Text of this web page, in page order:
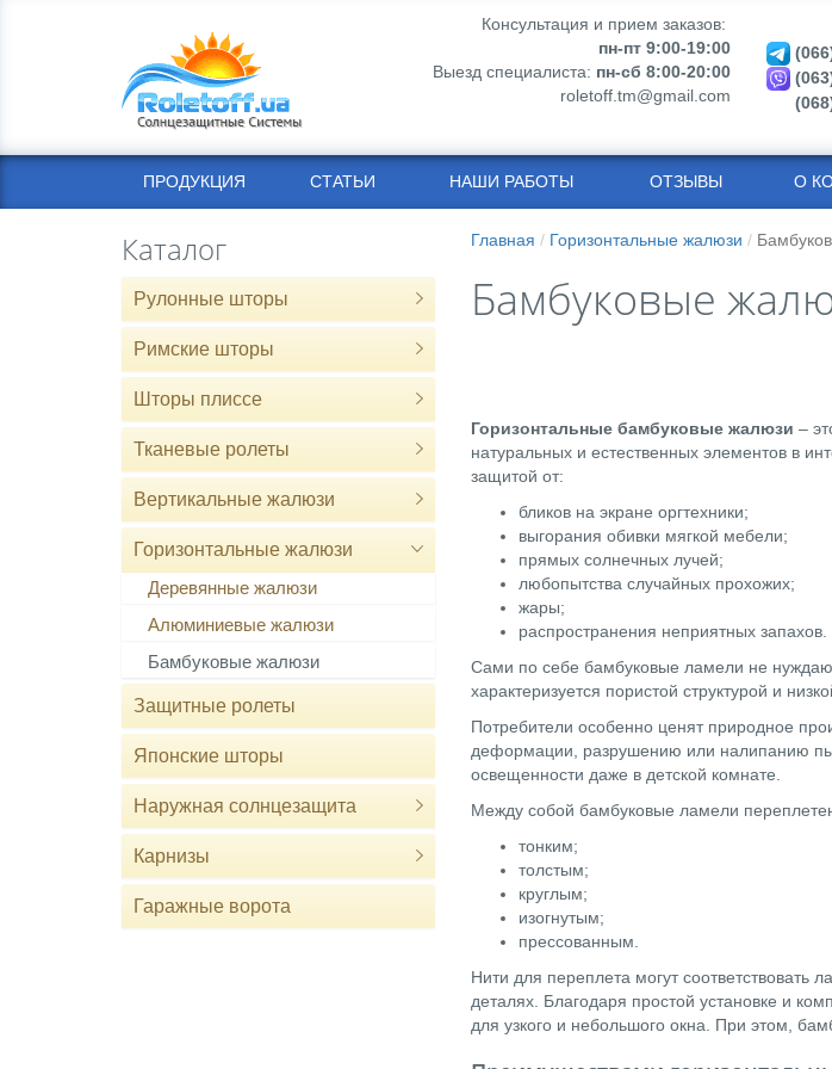
Консультация и прием заказов:
пн-пт 9:00-19:00
Выезд специалиста: пн-сб 8:00-20:00
roletoff.tm@gmail.com
ПРОДУКЦИЯ СТАТЬИ НАШИ РАБОТЫ ОТЗЫВЫ О
Каталог
Рулонные шторы
Римские шторы
Шторы плиссе
Тканевые ролеты
Вертикальные жалюзи
Горизонтальные жалюзи
Деревянные жалюзи
Алюминиевые жалюзи
Бамбуковые жалюзи
Защитные ролеты
Японские шторы
Наружная солнцезащита
Карнизы
Гаражные ворота
Главная Горизонтальные жалюзи
Бамбуковые
Горизонтальные бамбуковые жалюзи –
натуральных и естественных элементов в
защитой от:
бликов на экране оргтехники;
выгорания обивки мягкой мебели;
прямых солнечных лучей;
любопытства случайных прохожих;
жары;
распространения неприятных запахов.
Сами по себе бамбуковые ламели не
характеризуется пористой структурой и
Потребители особенно ценят природное
деформации, разрушению или налипанию
освещенности даже в детской комнате.
Между собой бамбуковые ламели
тонким;
толстым;
круглым;
изогнутым;
прессованным.
Нити для переплета могут соответствовать
деталях. Благодаря простой установке и
для узкого и небольшого окна. При этом,